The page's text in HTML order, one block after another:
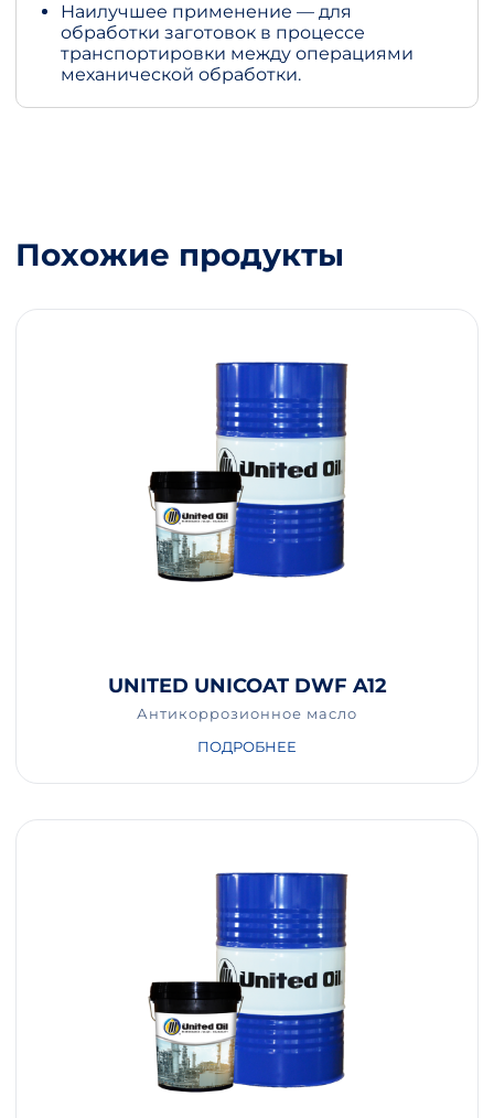
Наилучшее применение — для
обработки заготовок в процессе
транспортировки между операциями
механической обработки.
Похожие продукты
UNITED UNICOAT DWF A12
Антикоррозионное масло
ПОДРОБНЕЕ